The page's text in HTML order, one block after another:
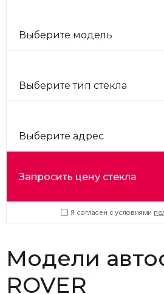
Выберите модель
Выберите тип стекла
Выберите адрес
Запросить цену стекла
Я согласен с условиями
Модели
ROVER